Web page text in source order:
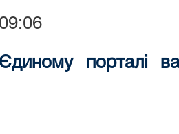
порталі